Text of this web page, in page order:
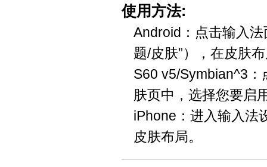
使用方法:
Android：点击输入法
题/皮肤”），在皮肤
S60 v5/Symbian^3：
肤页中，选择您要启
iPhone：进入输入法
皮肤布局。